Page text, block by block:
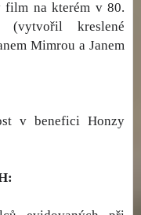
film na kterém v 80.
(vytvořil kreslené
Mimrou a Janem
v benefici Honzy